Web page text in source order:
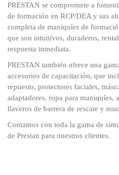
PRESTAN se compromete a
de formación en RCP/DEA y sus
completa de maniquíes de
que son intuitivos, duraderos,
respuesta inmediata.
PRESTAN también ofrece una
accesorios de capacitación, que
repuesto, protectores faciales,
adaptadores, ropa para maniquíes,
llaveros de barrera de rescate y
Contamos con toda la gama de
de Prestan para nuestros clientes.